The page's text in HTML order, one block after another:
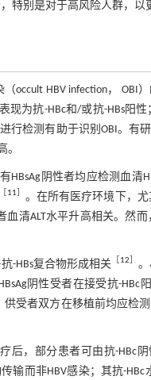
特别是对于高风险人群，以
occult HBV infection， OBI
为抗-HBc和/或抗-HBs阳
行检测有助于识别OBI。有
。
阴性者均应检测血清
［11］ 。在所有医疗环境下，
清ALT水平升高相关。然
-HBs复合物形成相关 ［12］
阴性受者在接受抗-HBc
受者双方在移植前均应检
后，部分患者可由抗-HBc
输而非HBV感染；其抗-